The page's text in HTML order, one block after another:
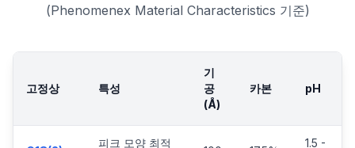
(Phenomenex Material Characteristics 기준)
고정상 특성
기
공
(Å)
카본 pH
피크 모양 최적
1.5 -